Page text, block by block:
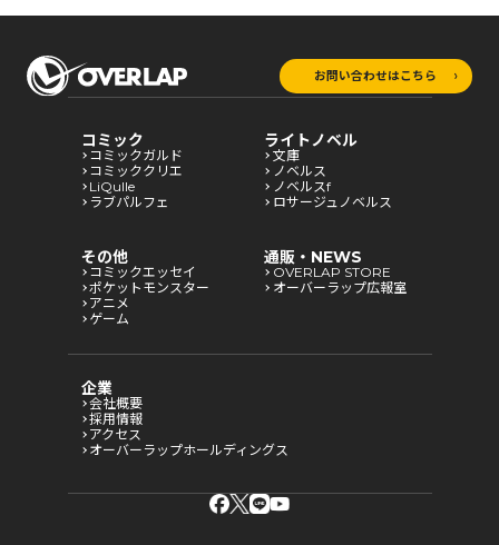
お問い合わせはこちら
コミック
コミックガルド
コミッククリエ
LiQulle
ラブパルフェ
ライトノベル
文庫
ノベルス
ノベルスf
ロサージュノベルス
その他
コミックエッセイ
ポケットモンスター
アニメ
ゲーム
通販・NEWS
OVERLAP STORE
オーバーラップ広報室
企業
会社概要
採用情報
アクセス
オーバーラップホールディングス